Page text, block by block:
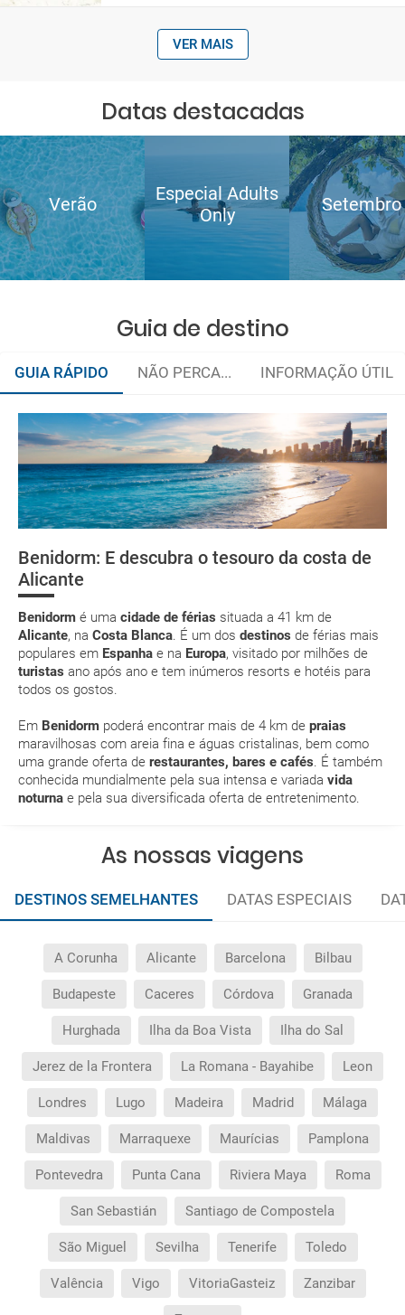
VER MAIS
Datas destacadas
Verão
Especial Adults
Only
Setembro
Guia de destino
GUIA RÁPIDO NÃO PERCA... INFORMAÇÃO ÚTIL
Benidorm: E descubra o tesouro da costa de
Alicante
Benidorm é uma cidade de férias situada a 41 km de
Alicante, na Costa Blanca . É um dos destinos de férias mais
populares em Espanha e na Europa, visitado por milhões de
turistas ano após ano e tem inúmeros resorts e hotéis para
todos os gostos.
Em Benidorm poderá encontrar mais de 4 km de praias
maravilhosas com areia fina e águas cristalinas, bem como
uma grande oferta de restaurantes, bares e cafés . É também
conhecida mundialmente pela sua intensa e variada vida
noturna e pela sua diversificada oferta de entretenimento.
Natureza Compras
Parques
Organize a sua viagem
Como chegar?
Onde ficar?
Referência para o turismo de sol e praia
Moeda e alfândegas
Benidorm acessível
e-mail
deverá imprimi-la
low cost
suplemento extra
pacote de
férias
Posso cancelar ou modificar a reserva da viagem?
Que custos podem ser originados por um
cancelamento ou modificação da viagem?
Com quanta antecedência tenho de estar no
aeroporto?
Como posso reservar uma viagem de pacote de
Ao efectuar a reserva um dos serviços ficou
a viagem?
Como sei se há lugares disponíveis na viagem que
quero reservar?
Se tenho os transfers incluídos, onde me devo
A minha reserva inclui algum seguro de viagem?
Quais as condições gerais nas reservas das
As nossas viagens
DESTINOS SEMELHANTES DATAS ESPECIAIS
A Corunha Alicante Barcelona Bilbau
Budapeste Caceres Córdova Granada
Hurghada Ilha da Boa Vista Ilha do Sal
Jerez de la Frontera La Romana - Bayahibe Leon
Londres Lugo Madeira Madrid Málaga
Maldivas Marraquexe Maurícias Pamplona
Pontevedra Punta Cana Riviera Maya Roma
San Sebastián Santiago de Compostela
São Miguel Sevilha Tenerife Toledo
Valência Vigo VitoriaGasteiz Zanzibar